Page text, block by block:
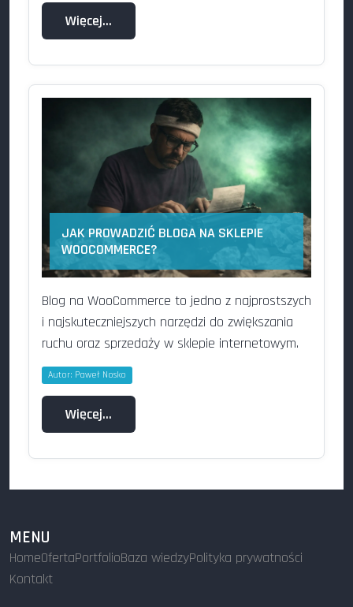
Więcej…
JAK PROWADZIĆ BLOGA NA SKLEPIE
WOOCOMMERCE?
Blog na WooCommerce to jedno z najprostszych
i najskuteczniejszych narzędzi do zwiększania
ruchu oraz sprzedaży w sklepie internetowym.
Autor: Paweł Nosko
Więcej…
MENU
HomeOfertaPortfolioBaza wiedzyPolityka prywatności
Kontakt